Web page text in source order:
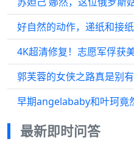
4K超清修复！志愿军俘获
最新即时问答